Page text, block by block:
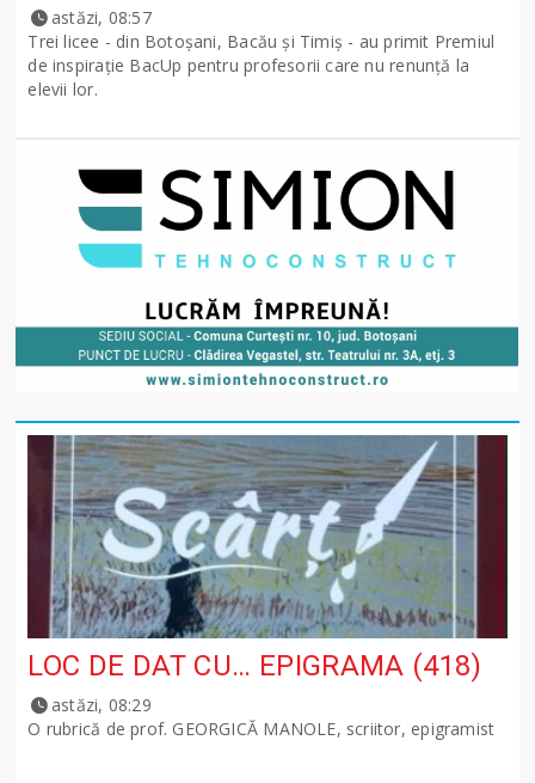
astăzi, 08:57
Trei licee - din Botoșani, Bacău și Timiș - au primit Premiul
de inspirație BacUp pentru profesorii care nu renunță la
elevii lor.
LOC DE DAT CU… EPIGRAMA (418)
astăzi, 08:29
O rubrică de prof. GEORGICĂ MANOLE, scriitor, epigramist